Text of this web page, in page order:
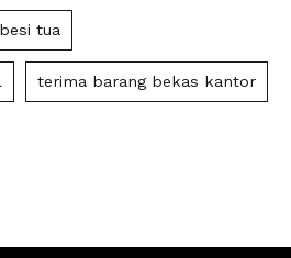
tua
terima barang bekas kantor